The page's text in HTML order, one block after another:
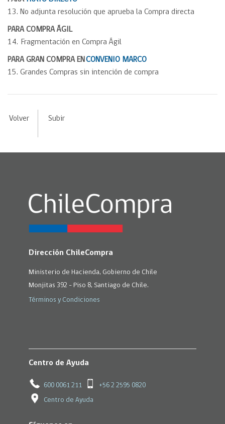
13. No adjunta resolución que aprueba la Compra directa
PARA COMPRA ÁGIL
14. Fragmentación en Compra Ágil
PARA GRAN COMPRA ENCONVENIO MARCO
15. Grandes Compras sin intención de compra
Volver Subir
Dirección ChileCompra
Ministerio de Hacienda, Gobierno de Chile
Monjitas 392 - Piso 8, Santiago de Chile.
Términos y Condiciones
Centro de Ayuda
600 0061 211 +56 2 2595 0820
Centro de Ayuda